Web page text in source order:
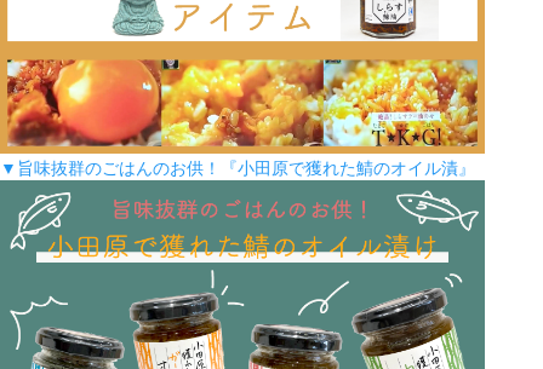
▼旨味抜群のごはんのお供！『小田原で獲れた鯖のオイル漬』